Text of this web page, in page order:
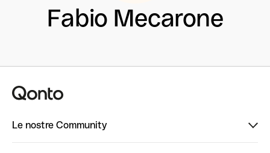
Fabio Mecarone
Le nostre Community